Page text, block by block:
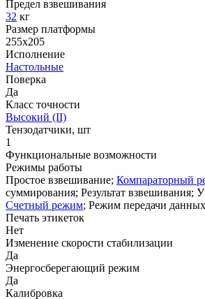
Предел взвешивания
32 кг
Размер платформы
255х205
Исполнение
Настольные
Поверка
Да
Класс точности
Высокий (II)
Тензодатчики, шт
1
Функциональные возможности
Режимы работы
Простое взвешивание; Компараторный
суммирования; Результат взвешивания;
Счетный режим; Режим передачи данных
Печать этикеток
Нет
Изменение скорости стабилизации
Да
Энергосберегающий режим
Да
Калибровка